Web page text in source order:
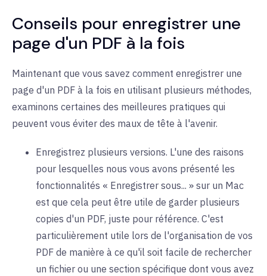
Conseils pour enregistrer une
page d'un PDF à la fois
Maintenant que vous savez comment enregistrer une
page d'un PDF à la fois en utilisant plusieurs méthodes,
examinons certaines des meilleures pratiques qui
peuvent vous éviter des maux de tête à l'avenir.
Enregistrez plusieurs versions. L'une des raisons
pour lesquelles nous vous avons présenté les
fonctionnalités « Enregistrer sous... » sur un Mac
est que cela peut être utile de garder plusieurs
copies d'un PDF, juste pour référence. C'est
particulièrement utile lors de l'organisation de vos
PDF de manière à ce qu'il soit facile de rechercher
un fichier ou une section spécifique dont vous avez